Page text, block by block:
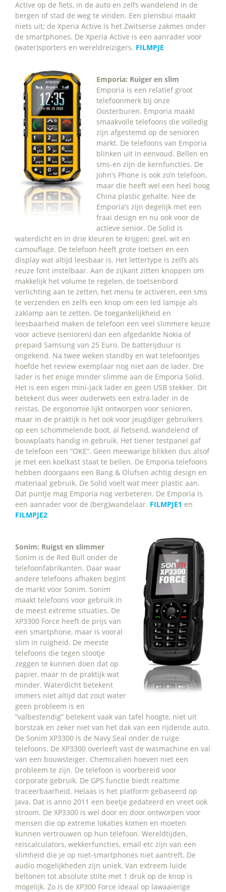
Active op de fiets, in de auto en zelfs wandelend in de
bergen of stad de weg te vinden. Een plensbui maakt
niets uit; de Xperia Active is het Zwitserse zakmes onder
de smartphones. De Xperia Active is een aanrader voor
(water)sporters en wereldreizigers. FILMPJE
Emporia: Ruiger en slim
Emporia is een relatief groot
telefoonmerk bij onze
Oosterburen. Emporia maakt
smaakvolle telefoons die volledig
zijn afgestemd op de senioren
markt. De telefoons van Emporia
blinken uit in eenvoud. Bellen en
sms-en zijn de kernfuncties. De
John’s Phone is ook zo’n telefoon,
maar die heeft wel een heel hoog
China plastic gehalte. Nee de
Emporia’s zijn degelijk met een
fraai design en nu ook voor de
actieve senior. De Solid is
waterdicht en in drie kleuren te krijgen; geel, wit en
camouflage. De telefoon heeft grote toetsen en een
display wat altijd leesbaar is. Het lettertype is zelfs als
reuze font instelbaar. Aan de zijkant zitten knoppen om
makkelijk het volume te regelen, de toetsenbord
verlichting aan te zetten, het menu te activeren, een sms
te verzenden en zelfs een knop om een led lampje als
zaklamp aan te zetten. De toegankelijkheid en
leesbaarheid maken de telefoon een veel slimmere keuze
voor actieve (senioren) dan een afgedankte Nokia of
prepaid Samsung van 25 Euro. De batterijduur is
ongekend. Na twee weken standby en wat telefoontjes
hoefde het review exemplaar nog niet aan de lader. Die
lader is het enige minder slimme aan de Emporia Solid.
Het is een eigen mini-jack lader en geen USB stekker. Dit
betekent dus weer ouderwets een extra lader in de
reistas. De ergonomie lijkt ontworpen voor senioren,
maar in de praktijk is het ook voor jeugdiger gebruikers
op een schommelende boot, al fietsend, wandelend of
bouwplaats handig in gebruik. Het tiener testpanel gaf
de telefoon een “OKE”. Geen meewarige blikken dus alsof
je met een koelkast staat te bellen. De Emporia telefoons
hebben doorgaans een Bang & Olufsen achtig design en
materiaal gebruik. De Solid voelt wat meer plastic aan.
Dat puntje mag Emporia nog verbeteren. De Emporia is
een aanrader voor de (berg)wandelaar. FILMPJE1 en
FILMPJE2
Sonim: Ruigst en slimmer
Sonim is de Red Bull onder de
telefoonfabrikanten. Daar waar
andere telefoons afhaken begint
de markt voor Sonim. Sonim
maakt telefoons voor gebruik in
de meest extreme situaties. De
XP3300 Force heeft de prijs van
een smartphone, maar is vooral
slim in ruigheid. De meeste
telefoons die tegen stootje
zeggen te kunnen doen dat op
papier, maar in de praktijk wat
minder. Waterdicht betekent
immers niet altijd dat zout water
geen probleem is en
“valbestendig” betekent vaak van tafel hoogte, niet uit
borstzak en zeker niet van het dak van een rijdende auto.
De Sonim XP3300 is de Navy Seal onder de ruige
telefoons. De XP3300 overleeft vast de wasmachine en val
van een bouwsteiger. Chemicaliën hoeven niet een
probleem te zijn. De telefoon is voorbereid voor
corporate gebruik. De GPS functie biedt realtime
traceerbaarheid. Helaas is het platform gebaseerd op
Java. Dat is anno 2011 een beetje gedateerd en vreet ook
stroom. De XP3300 is wel door en door ontworpen voor
mensen die op extreme lokaties komen en moeten
kunnen vertrouwen op hun telefoon. Wereldtijden,
reiscalculators, wekkerfuncties, email etc zijn van een
slimheid die je op niet-smartphones niet aantreft. De
audio mogelijkheden zijn uniek. Van extreem luide
beltonen tot absolute stilte met 1 druk op de knop is
mogelijk. Zo is de XP300 Force ideaal op lawaaierige